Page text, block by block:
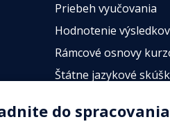
Priebeh vyučovania
Hodnotenie výsledkov
Rámcové osnovy
Štátne jazykové
do